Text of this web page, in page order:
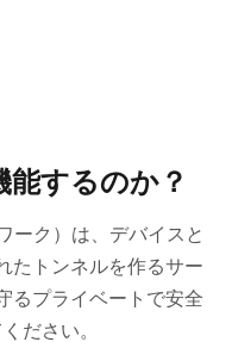
するのか？
ーク）は、デバイスと
たトンネルを作るサー
るプライベートで安全
ださい。